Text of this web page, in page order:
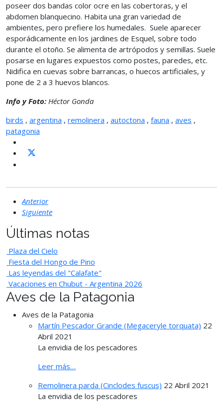
poseer dos bandas color ocre en las cobertoras, y el
abdomen blanquecino. Habita una gran variedad de
ambientes, pero prefiere los humedales. Suele aparecer
esporádicamente en los jardines de Esquel, sobre todo
durante el otoño. Se alimenta de artrópodos y semillas. Suele
posarse en lugares expuestos como postes, paredes, etc.
Nidifica en cuevas sobre barrancas, o huecos artificiales, y
pone de 2 a 3 huevos blancos.
Info y Foto: Héctor Gonda
birds , argentina , remolinera , autoctona , fauna , aves ,
patagonia
Anterior
Siguiente
Últimas notas
Plaza del Cielo
Fiesta del Hongo de Pino
Las leyendas del "Calafate"
Vacaciones en Chubut - Argentina 2026
Aves de la Patagonia
Aves de la Patagonia
Martín Pescador Grande (Megaceryle torquata) 22
Abril 2021
La envidia de los pescadores
Leer más…
Remolinera parda (Cinclodes fuscus) 22 Abril 2021
La envidia de los pescadores